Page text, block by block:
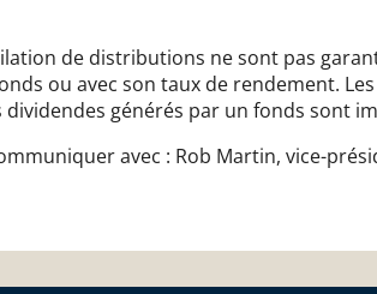
de distributions ne sont pas
ou avec son taux de rendement.
générés par un fonds sont
avec : Rob Martin, vice-